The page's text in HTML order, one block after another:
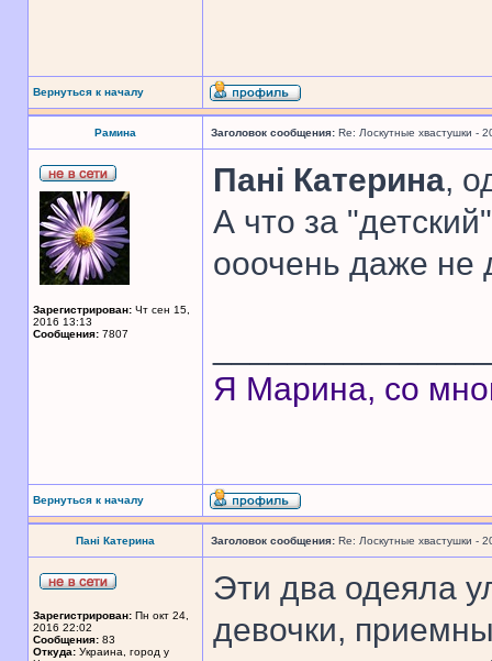
Вернуться к началу
Рамина Заголовок сообщения: Re: Лоскутные хвастушки -
Зарегистрирован: Чт сен 15,
2016 13:13
Сообщения: 7807
Панi Катерина,
А что за
ооочень даже не
Я Марина, со
Вернуться к началу
Панi Катерина Заголовок сообщения: Re: Лоскутные хвастушки -
Зарегистрирован: Пн окт 24,
2016 22:02
Сообщения: 83
Откуда: Украина, город у
Эти два одеяла
девочки,